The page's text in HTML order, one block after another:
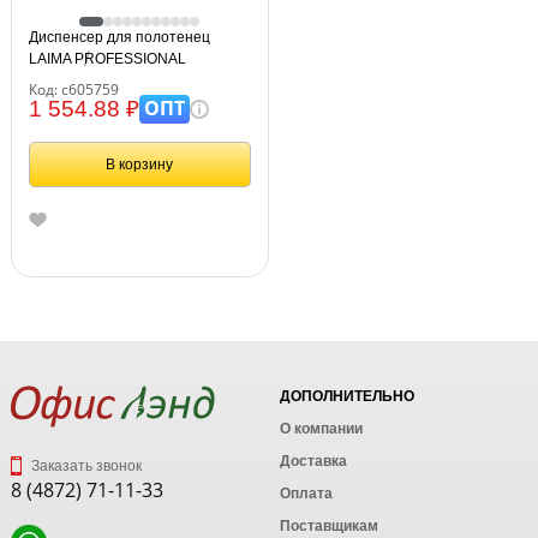
Диспенсер для полотенец
LAIMA PROFESSIONAL
сложения, белый, ABS-пластик,
Код: с605759
1 554.88 ₽ОПТ
В корзину
Заказать звонок
8 (4872) 71-11-33
ДОПОЛНИТЕЛЬНО
О компании
Доставка
Оплата
Поставщикам